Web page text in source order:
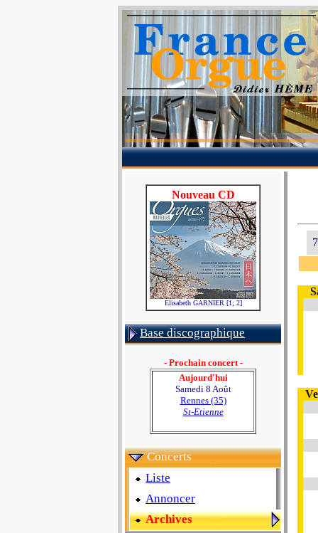
Nouveau CD
Elisabeth GARNIER [1; 2]
Base discographique
- Prochain concert -
Aujourd'hui
Samedi 8 Août
Rennes (35)
St-Etienne
Concerts
Liste
Annoncer
Archives